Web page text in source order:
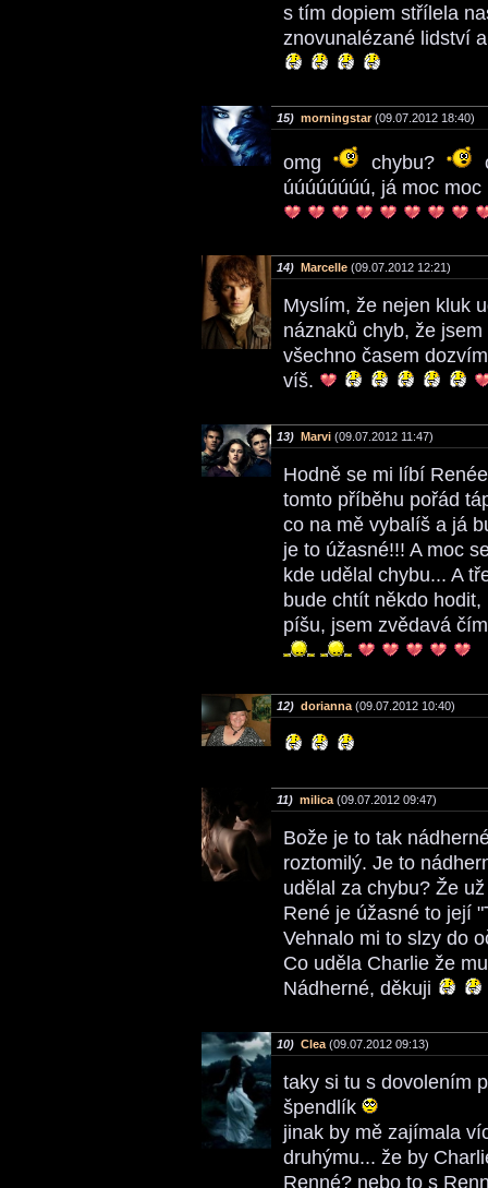
s tím dopiem střílela
znovunalézané lidství
15) morningstar(09.07.2012 18:40)
omg chybu?
úúúúúúúú, já moc
14) Marcelle (09.07.2012 12:21)
Myslím, že nejen kluk
náznaků chyb, že
všechno časem
víš.
13) Marvi (09.07.2012 11:47)
Hodně se mi líbí
tomto příběhu pořád
co na mě vybalíš a já
je to úžasné!!! A moc
kde udělal chybu... A
bude chtít někdo
píšu, jsem zvědavá
12) dorianna (09.07.2012 10:40)
11) milica (09.07.2012 09:47)
Bože je to tak
roztomilý. Je to
udělal za chybu? Že
René je úžasné to její
Vehnalo mi to slzy do
Co uděla Charlie že
Nádherné, děkuji
10) Clea (09.07.2012 09:13)
taky si tu s dovolením
špendlík
jinak by mě zajímala
druhýmu... že by
Renné? nebo to s